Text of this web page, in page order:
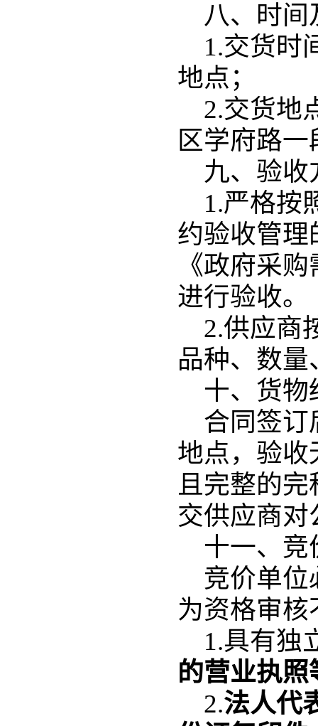
八、时间
1.交货时
地点；
2.交货地
区学府路
九、验收
1.严格按
约验收管理
《政府采
进行验收。
2.供应商
品种、数
十、货物
合同签订
地点，验收
且完整的
交供应商对
十一、竞
竞价单位
为资格审核
1.具有独
的营业执
2.法人代